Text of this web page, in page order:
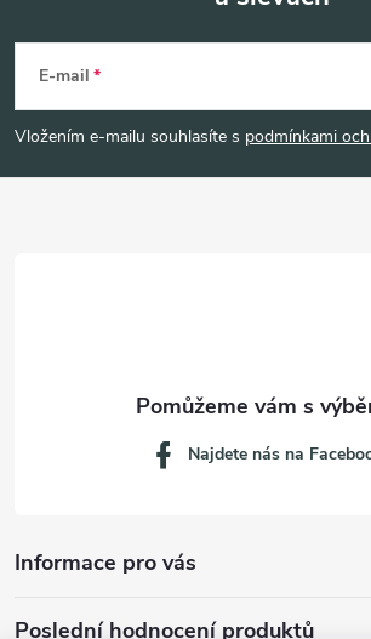
p
E-mail
Vložením e-mailu souhlasíte s podmínkami
Informace pro vás
Najdete nás na
Poslední hodnocení produktů